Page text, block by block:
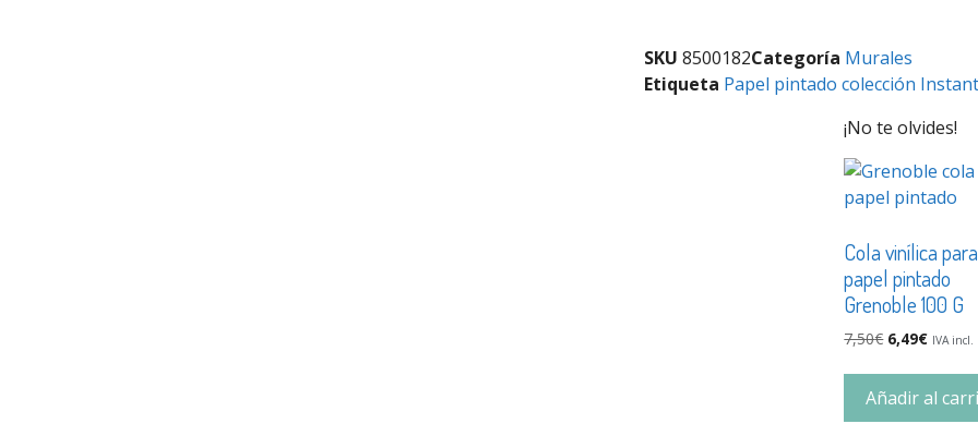
SKU 8500182Categoría Murales
Etiqueta Papel pintado colección Instant
¡No te olvides!
Cola vinílica para
papel pintado
Grenoble 100 G
7,50€ 6,49€ IVA incl.
Añadir al